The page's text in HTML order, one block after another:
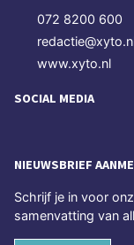
072 8200 600
www.xyto.nl
SOCIAL MEDIA
NIEUWSBRIEF
Schrijf je in voor
samenvatting van